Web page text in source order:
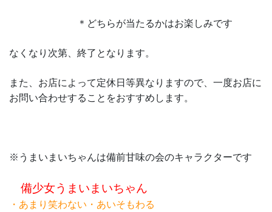
＊どちらが当たるかはお楽しみです
なくなり次第、終了となります。
また、お店によって定休日等異なりますので、一度お店に
お問い合わせすることをおすすめします。
※うまいまいちゃんは備前甘味の会のキャラクターです
備少女うまいまいちゃん
・あまり笑わない・あいそもわる